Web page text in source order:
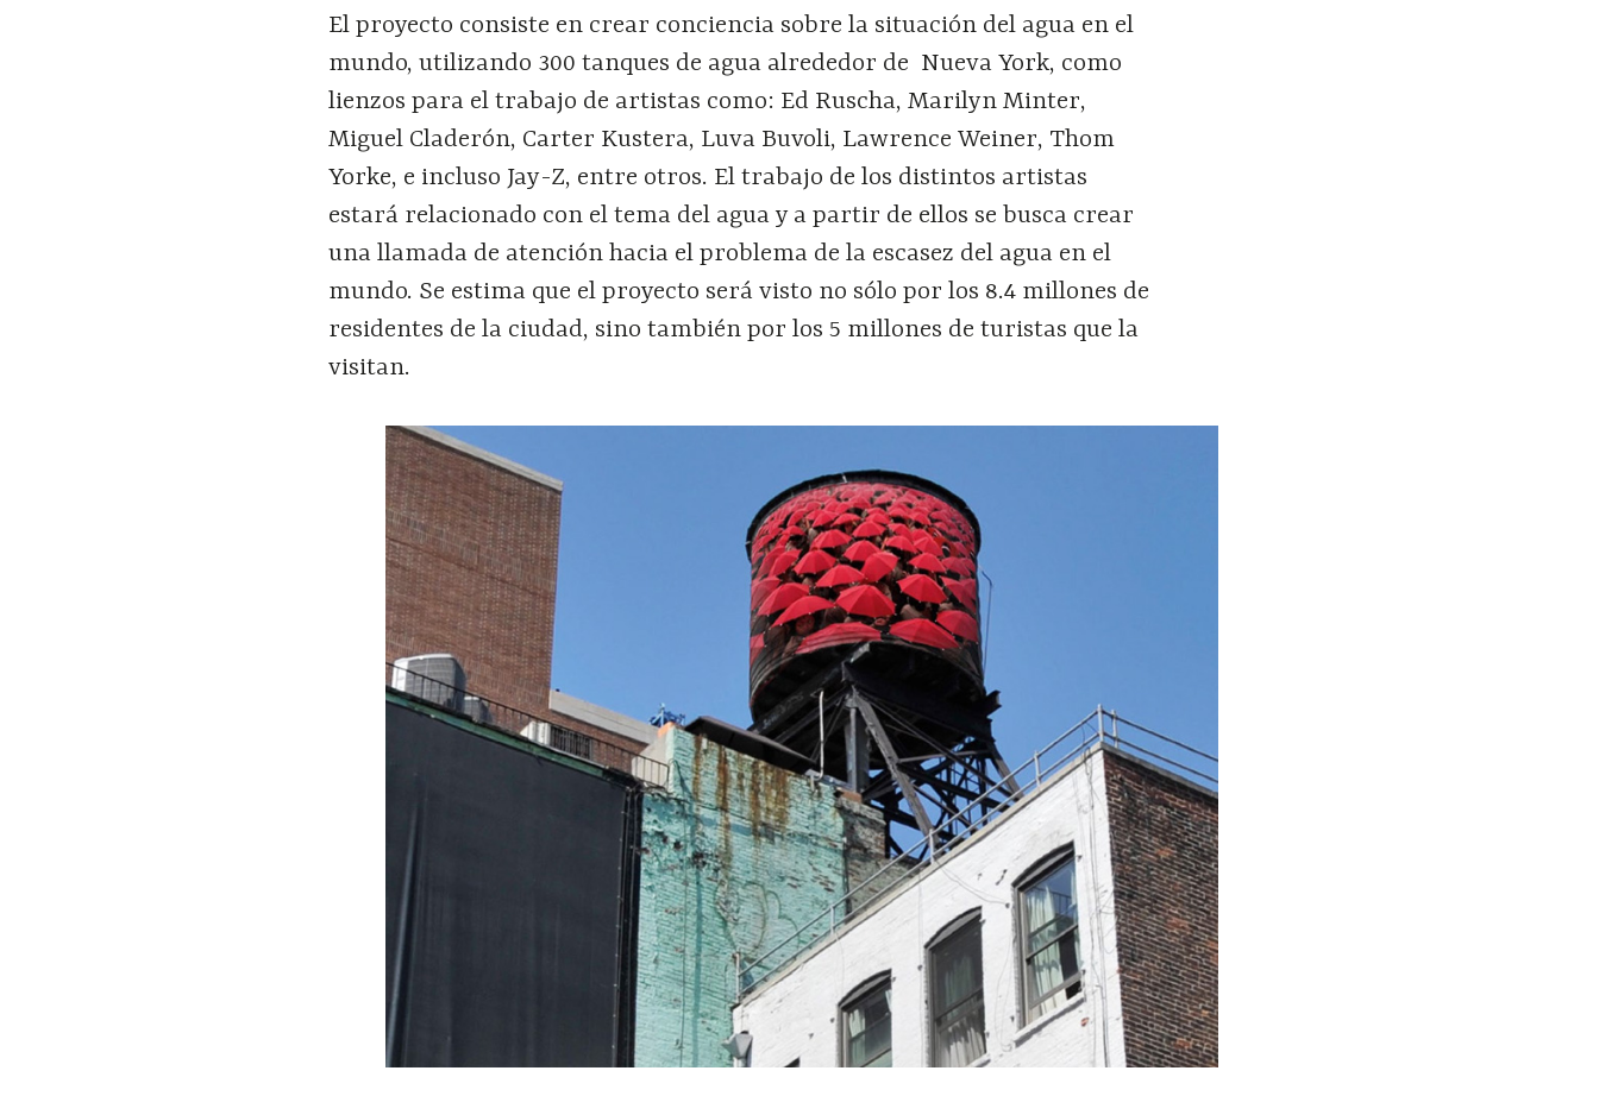
El proyecto consiste en crear conciencia sobre la situación del agua en el
mundo, utilizando 300 tanques de agua alrededor de Nueva York, como
lienzos para el trabajo de artistas como: Ed Ruscha, Marilyn Minter,
Miguel Claderón, Carter Kustera, Luva Buvoli, Lawrence Weiner, Thom
Yorke, e incluso Jay-Z, entre otros. El trabajo de los distintos artistas
estará relacionado con el tema del agua y a partir de ellos se busca crear
una llamada de atención hacia el problema de la escasez del agua en el
mundo. Se estima que el proyecto será visto no sólo por los 8.4 millones de
residentes de la ciudad, sino también por los 5 millones de turistas que la
visitan.